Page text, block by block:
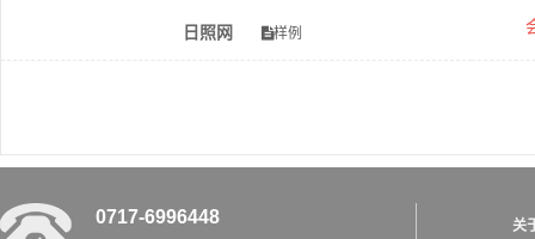
日照网 样例
0717-6996448 关